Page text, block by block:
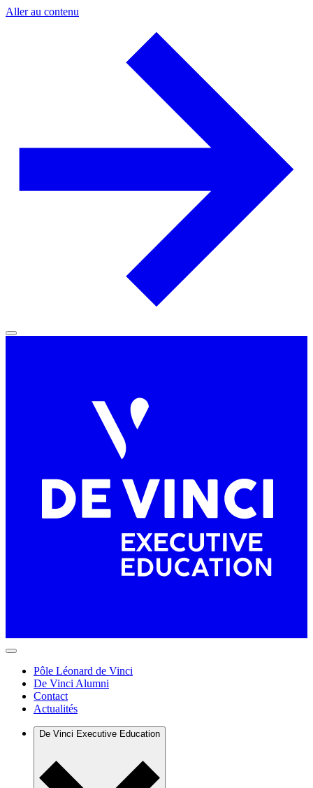
Aller au contenu
Pôle Léonard de Vinci
De Vinci Alumni
Contact
Actualités
De Vinci Executive Education